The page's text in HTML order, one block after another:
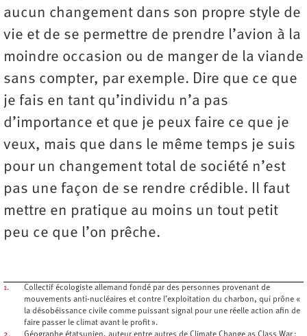
aucun changement dans son propre style de
vie et de se permettre de prendre l’avion à la
moindre occasion ou de manger de la viande
sans compter, par exemple. Dire que ce que
je fais en tant qu’individu n’a pas
d’importance et que je peux faire ce que je
veux, mais que dans le même temps je suis
pour un changement total de société n’est
pas une façon de se rendre crédible. Il faut
mettre en pratique au moins un tout petit
peu ce que l’on prêche.
1.
Collectif écologiste allemand fondé par des personnes provenant de
mouvements anti-­nucléaires et contre l’exploitation du charbon, qui prône «
la désobéissance civile comme puissant signal pour une réelle action afin de
faire passer le climat avant le profit ».